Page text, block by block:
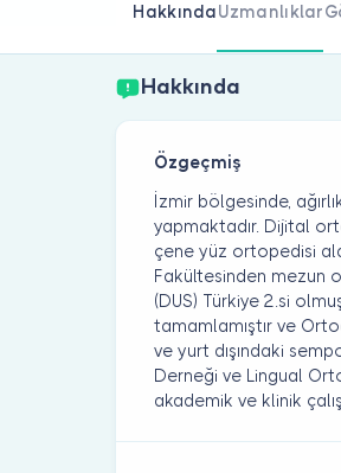
HakkındaUzmanlıklar
Hakkında
Özgeçmiş
İzmir bölgesinde,
yapmaktadır. Dijital
çene yüz ortopedisi
Fakültesinden mezun
(DUS) Türkiye 2.si
tamamlamıştır ve
ve yurt dışındaki
Derneği ve Lingual
akademik ve klinik